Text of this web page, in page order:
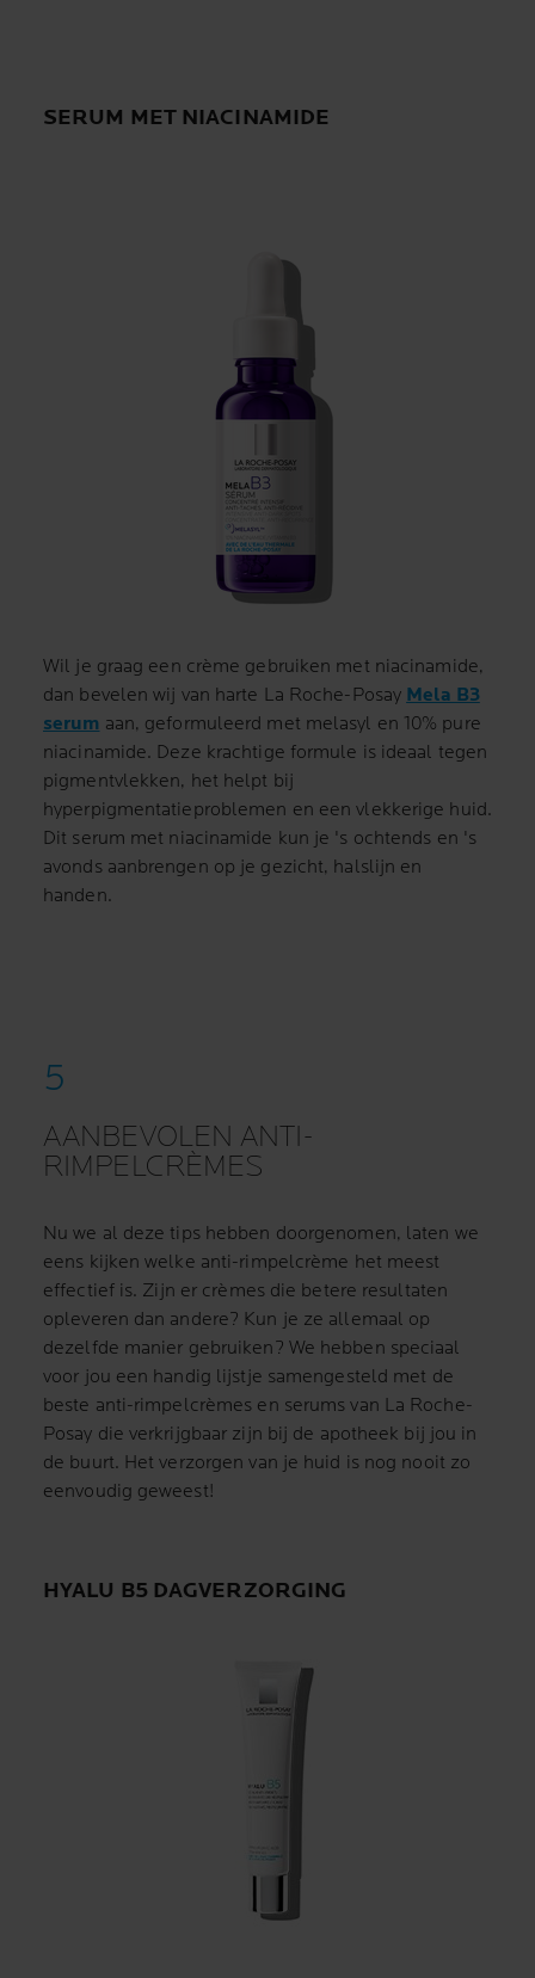
SERUM MET NIACINAMIDE
Wil je graag een crème gebruiken met niacinamide,
dan bevelen wij van harte La Roche-Posay Mela B3
serum aan, geformuleerd met melasyl en 10% pure
niacinamide. Deze krachtige formule is ideaal tegen
pigmentvlekken, het helpt bij
hyperpigmentatieproblemen en een vlekkerige huid.
Dit serum met niacinamide kun je 's ochtends en 's
avonds aanbrengen op je gezicht, halslijn en
handen.
AANBEVOLEN ANTI-
RIMPELCRÈMES
Nu we al deze tips hebben doorgenomen, laten we
eens kijken welke anti-rimpelcrème het meest
effectief is. Zijn er crèmes die betere resultaten
opleveren dan andere? Kun je ze allemaal op
dezelfde manier gebruiken? We hebben speciaal
voor jou een handig lijstje samengesteld met de
beste anti-rimpelcrèmes en serums van La Roche-
Posay die verkrijgbaar zijn bij de apotheek bij jou in
de buurt. Het verzorgen van je huid is nog nooit zo
eenvoudig geweest!
HYALU B5 DAGVERZORGING